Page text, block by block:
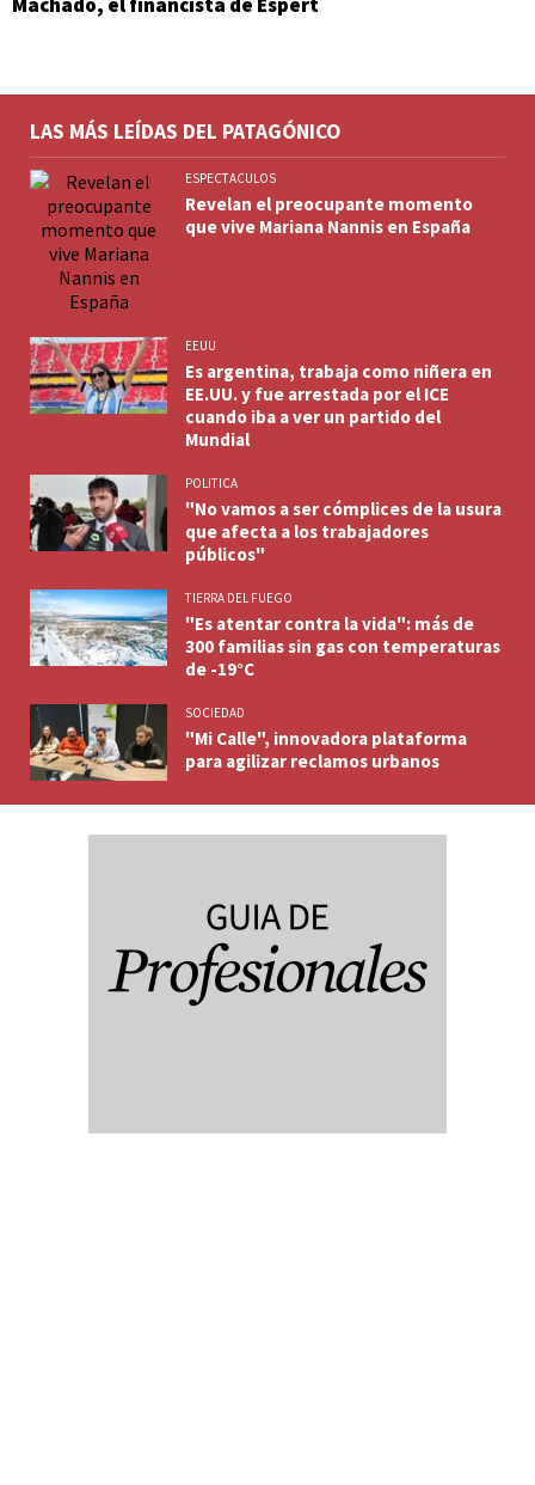
LAS MÁS LEÍDAS DEL PATAGÓNICO
ESPECTACULOS
Revelan el preocupante momento
que vive Mariana Nannis en España
EEUU
Es argentina, trabaja como niñera en
EE.UU. y fue arrestada por el ICE
cuando iba a ver un partido del
Mundial
POLITICA
"No vamos a ser cómplices de la usura
que afecta a los trabajadores
públicos"
TIERRA DEL FUEGO
"Es atentar contra la vida": más de
300 familias sin gas con temperaturas
de -19°C
SOCIEDAD
"Mi Calle", innovadora plataforma
para agilizar reclamos urbanos